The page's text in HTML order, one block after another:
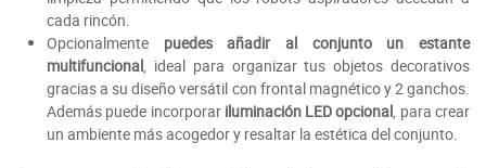
cada rincón.
Opcionalmente puedes añadir al conjunto un estante
multifuncional, ideal para organizar tus objetos decorativos
gracias a su diseño versátil con frontal magnético y 2 ganchos.
Además puede incorporar iluminación LED opcional, para crear
un ambiente más acogedor y resaltar la estética del conjunto.